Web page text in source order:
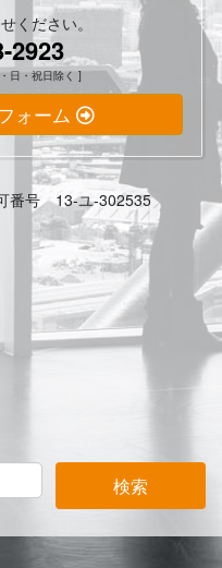
ください。
2923
日・祝日除く ]
ォーム
番号 13-ユ-302535
検索